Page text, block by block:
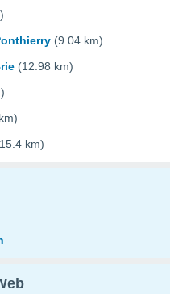
(9.04 km)
(12.98 km)
km)